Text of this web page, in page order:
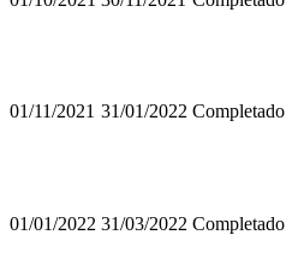
01/11/2021 31/01/2022 Completado
01/01/2022 31/03/2022 Completado